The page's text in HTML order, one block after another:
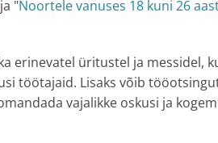
"Noortele vanuses 18 kuni 26
erinevatel üritustel ja messidel,
töötajaid. Lisaks võib
vajalikke oskusi ja